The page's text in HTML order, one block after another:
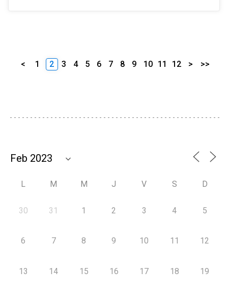
< 1 2 3 4 5 6 7 8 9 10 11 12 > >>
L M M J V S D
30 31 1 2 3 4 5
6 7 8 9 10 11 12
13 14 15 16 17 18 19